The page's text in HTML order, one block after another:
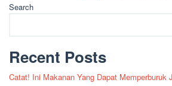
Search
Recent Posts
Catat! Ini Makanan Yang Dapat Memperburuk